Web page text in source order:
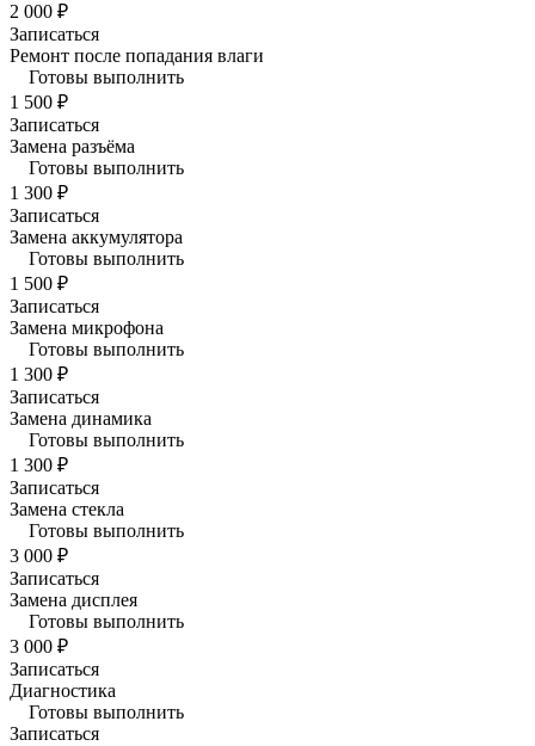
2 000 ₽
Записаться
Ремонт после попадания влаги
Готовы выполнить
1 500 ₽
Записаться
Замена разъёма
Готовы выполнить
1 300 ₽
Записаться
Замена аккумулятора
Готовы выполнить
1 500 ₽
Записаться
Замена микрофона
Готовы выполнить
1 300 ₽
Записаться
Замена динамика
Готовы выполнить
1 300 ₽
Записаться
Замена стекла
Готовы выполнить
3 000 ₽
Записаться
Замена дисплея
Готовы выполнить
3 000 ₽
Записаться
Диагностика
Готовы выполнить
Записаться